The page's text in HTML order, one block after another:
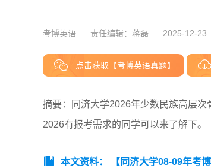
考博英语 责任编辑：蒋磊 2025-12-23
点击获取【考博英语真题】
摘要：同济大学2026年少数民族高层次
2026有报考需求的同学可以来了解下。
本文资料： 【同济大学08-09年考